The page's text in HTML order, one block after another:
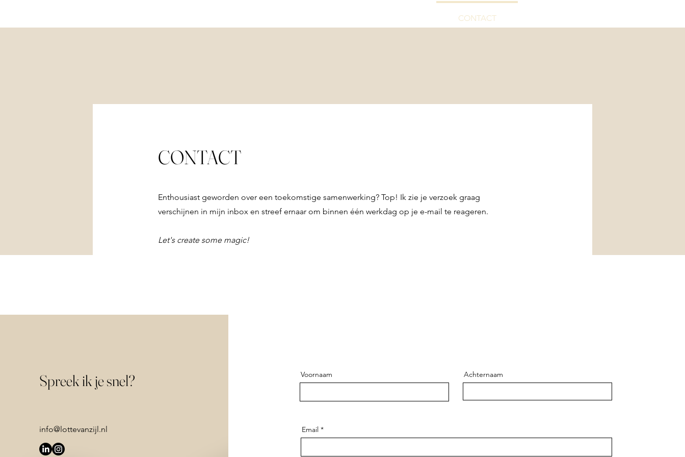
CONTACT
CONTACT
Enthousiast geworden over een toekomstige samenwerking? Top! Ik zie je verzoek graag
verschijnen in mijn inbox en streef ernaar om binnen één werkdag op je e-mail te reageren.
Let's create some magic!
Spreek ik je snel?
info@lottevanzijl.nl
Voornaam Achternaam
Email